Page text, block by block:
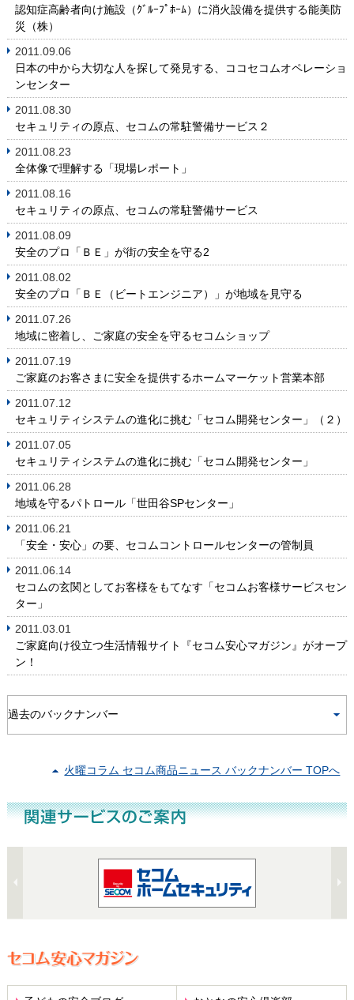
認知症高齢者向け施設（ｸﾞﾙｰﾌﾟﾎｰﾑ）に消火設備を提供する能美防
災（株）
2011.09.06
日本の中から大切な人を探して発見する、ココセコムオペレーショ
ンセンター
2011.08.30
セキュリティの原点、セコムの常駐警備サービス２
2011.08.23
全体像で理解する「現場レポート」
2011.08.16
セキュリティの原点、セコムの常駐警備サービス
2011.08.09
安全のプロ「ＢＥ」が街の安全を守る2
2011.08.02
安全のプロ「ＢＥ（ビートエンジニア）」が地域を見守る
2011.07.26
地域に密着し、ご家庭の安全を守るセコムショップ
2011.07.19
ご家庭のお客さまに安全を提供するホームマーケット営業本部
2011.07.12
セキュリティシステムの進化に挑む「セコム開発センター」（２）
2011.07.05
セキュリティシステムの進化に挑む「セコム開発センター」
2011.06.28
地域を守るパトロール「世田谷SPセンター」
2011.06.21
「安全・安心」の要、セコムコントロールセンターの管制員
2011.06.14
セコムの玄関としてお客様をもてなす「セコムお客様サービスセン
ター」
2011.03.01
ご家庭向け役立つ生活情報サイト『セコム安心マガジン』がオープ
ン！
火曜コラム セコム商品ニュース バックナンバー TOPへ